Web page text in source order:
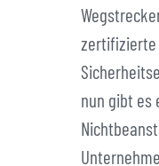
zertifizierte
nun gibt es